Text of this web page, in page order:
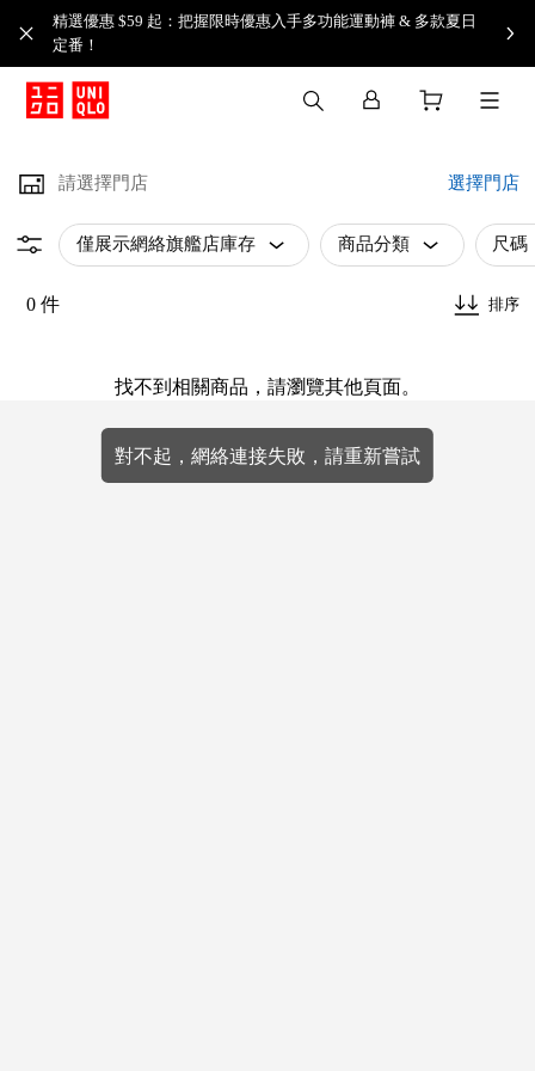
精選優惠 $59 起：把握限時優惠入手多功能運動褲 & 多款夏日
定番！​
請選擇門店 選擇門店
僅展示網絡旗艦店庫存 商品分類 尺碼
0 件 排序
找不到相關商品，請瀏覽其他頁面。
對不起，網絡連接失敗，請重新嘗試